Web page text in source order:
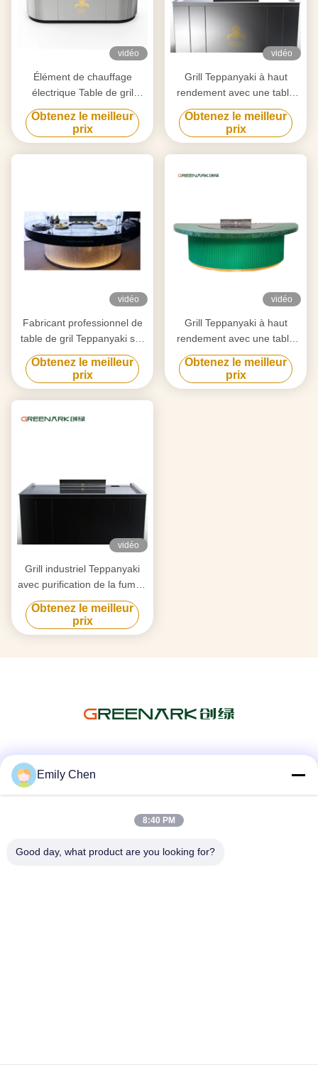
vidéo
Élément de chauffage
électrique Table de gril
Teppanyaki pour la
purification personnalisée
selon vos besoins
Obtenez le meilleur
prix
vidéo
Grill Teppanyaki à haut
rendement avec une table
de 20 mm en acier allié de
qualité alimentaire et un
chauffage intelligent
Obtenez le meilleur
prix
vidéo
Fabricant professionnel de
table de gril Teppanyaki sur
mesure avec design gratuit
fournisseur fiable
d'équipement de gril Hibachi
Obtenez le meilleur
prix
vidéo
Grill Teppanyaki à haut
rendement avec une table
de 20 mm en acier allié de
qualité alimentaire et un
chauffage intelligent
Obtenez le meilleur
prix
vidéo
Grill industriel Teppanyaki
avec purification de la fumée
par triple flux d'air et
technologie anti-obstruction
Obtenez le meilleur
prix
Emily Chen
8:40 PM
Good day, what product are you looking for?